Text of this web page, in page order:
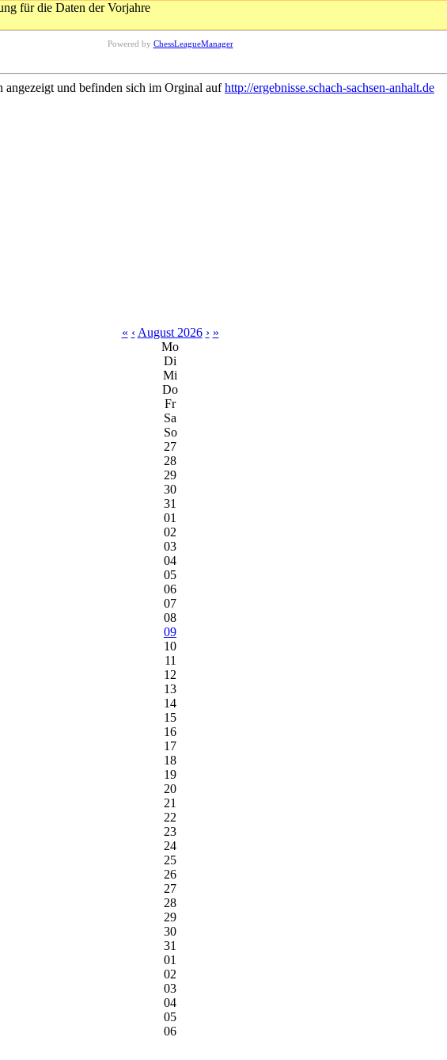
für die Daten der Vorjahre
Powered by ChessLeagueManager
und befinden sich im Orginal aufhttp://ergebnisse.schach-sachsen-anhalt.de
« ‹ August 2026 › »
Mo
Di
Mi
Do
Fr
Sa
So
27
28
29
30
31
01
02
03
04
05
06
07
08
09
10
11
12
13
14
15
16
17
18
19
20
21
22
23
24
25
26
27
28
29
30
31
01
02
03
04
05
06